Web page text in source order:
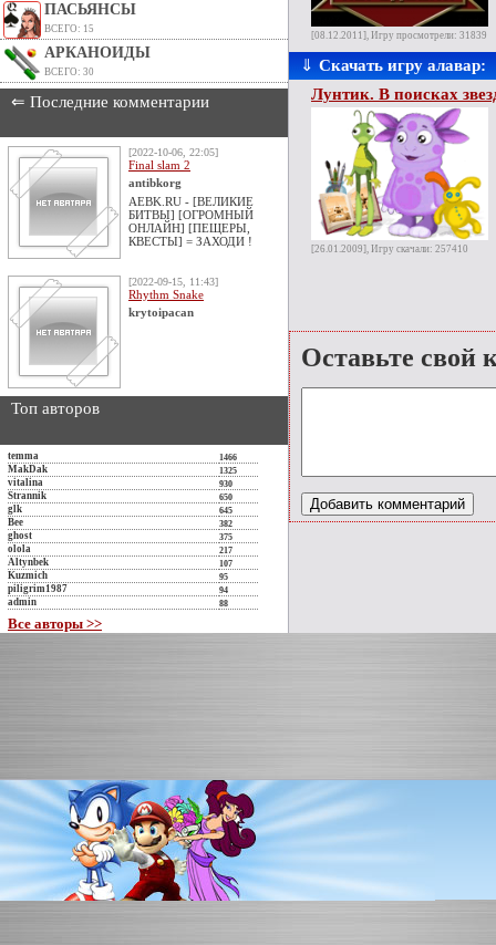
ПАСЬЯНСЫ
ВСЕГО: 15
АРКАНОИДЫ
ВСЕГО: 30
⇐ Последние комментарии
[2022-10-06, 22:05]
Final slam 2
antibkorg
AEBK.RU - [ВЕЛИКИЕ
БИТВЫ] [ОГРОМНЫЙ
ОНЛАЙН] [ПЕЩЕРЫ,
КВЕСТЫ] = ЗАХОДИ !
[2022-09-15, 11:43]
Rhythm Snake
krytoipacan
Топ авторов
temma 1466
MakDak 1325
vitalina 930
Strannik 650
glk 645
Bee 382
ghost 375
olola 217
Altynbek 107
Kuzmich 95
piligrim1987 94
admin 88
Все авторы >>
[08.12.2011], Игру просмотрели: 31839
⇓ Скачать игру алавар:
Лунтик. В поисках
[26.01.2009], Игру скачали: 257410
Оставьте свой